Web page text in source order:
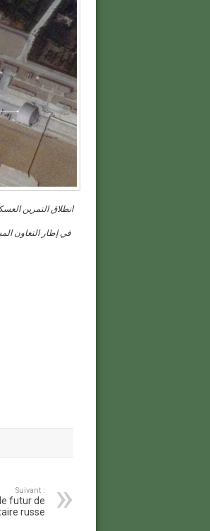
انطلاق التمرين العسكري
في إطار التعاون
Suivant :
futur de
russe